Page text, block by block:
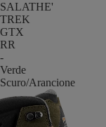
SALATHE'
TREK
GTX
RR
-
Verde
Scuro/Arancione